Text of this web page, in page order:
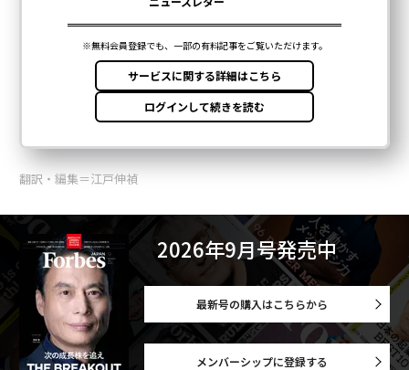
翻訳・編集＝江戸伸禎
2026年9月号発売中
最新号の購入はこちらから
メンバーシップに登録する